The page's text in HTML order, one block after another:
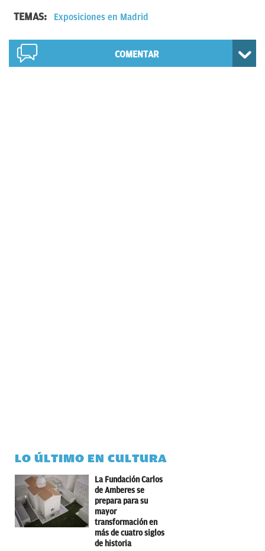
TEMAS: Exposiciones en Madrid
COMENTAR
LO ÚLTIMO EN CULTURA
La Fundación Carlos
de Amberes se
prepara para su
mayor
transformación en
más de cuatro siglos
de historia